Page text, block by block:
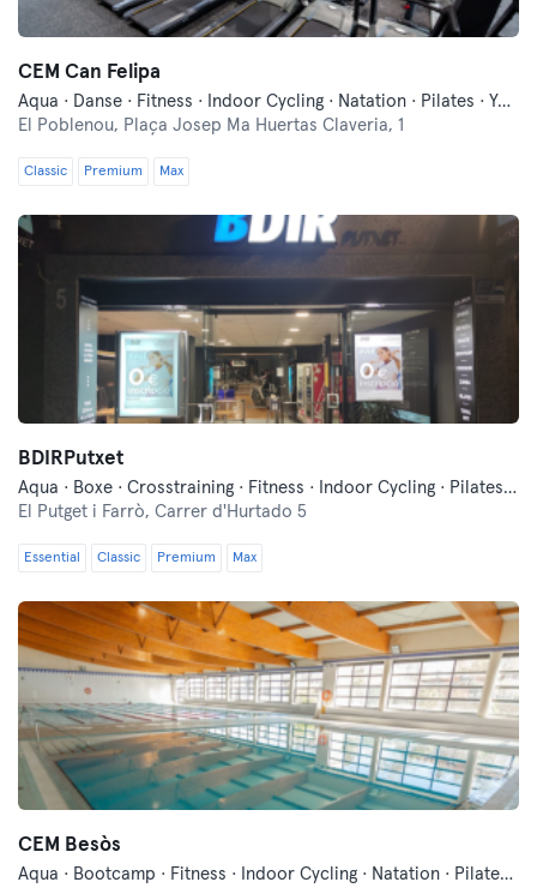
CEM Can Felipa
Aqua · Danse · Fitness · Indoor Cycling · Natation · Pilates · Yoga
El Poblenou, Plaça Josep Ma Huertas Claveria, 1
Classic Premium Max
BDIRPutxet
Aqua · Boxe · Crosstraining · Fitness · Indoor Cycling · Pilates · Yoga
El Putget i Farrò, Carrer d'Hurtado 5
Essential Classic Premium Max
CEM Besòs
Aqua · Bootcamp · Fitness · Indoor Cycling · Natation · Pilates · Yoga